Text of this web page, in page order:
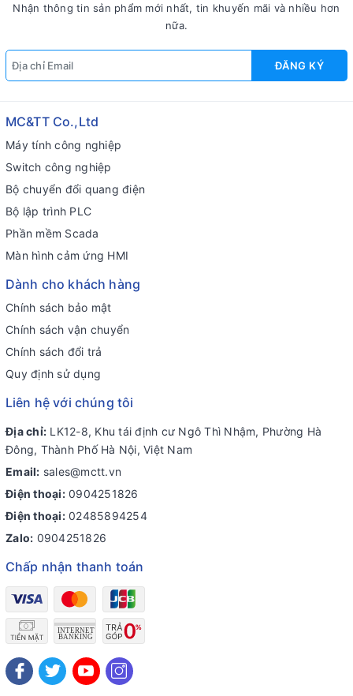
Nhận thông tin sản phẩm mới nhất, tin khuyến mãi và nhiều hơn
nữa.
ĐĂNG KÝ
MC&TT Co.,Ltd
Máy tính công nghiệp
Switch công nghiệp
Bộ chuyển đổi quang điện
Bộ lập trình PLC
Phần mềm Scada
Màn hình cảm ứng HMI
Dành cho khách hàng
Chính sách bảo mật
Chính sách vận chuyển
Chính sách đổi trả
Quy định sử dụng
Liên hệ với chúng tôi
Địa chỉ: LK12-8, Khu tái định cư Ngô Thì Nhậm, Phường Hà
Đông, Thành Phố Hà Nội, Việt Nam
Email: sales@mctt.vn
Điện thoại: 0904251826
Điện thoại: 02485894254
Zalo: 0904251826
Chấp nhận thanh toán